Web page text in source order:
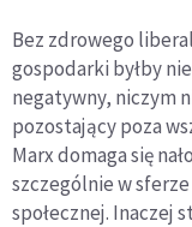
Bez zdrowego
gospodarki byłby
negatywny, niczym
pozostający poza
Marx domaga się
szczególnie w
społecznej. Inaczej